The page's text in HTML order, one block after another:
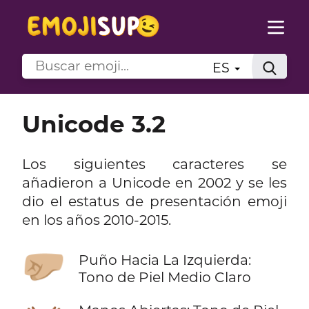
ES
Unicode 3.2
Los siguientes caracteres se
añadieron a Unicode en 2002 y se les
dio el estatus de presentación emoji
en los años 2010-2015.
🤛🏼
Puño Hacia La Izquierda:
Tono de Piel Medio Claro